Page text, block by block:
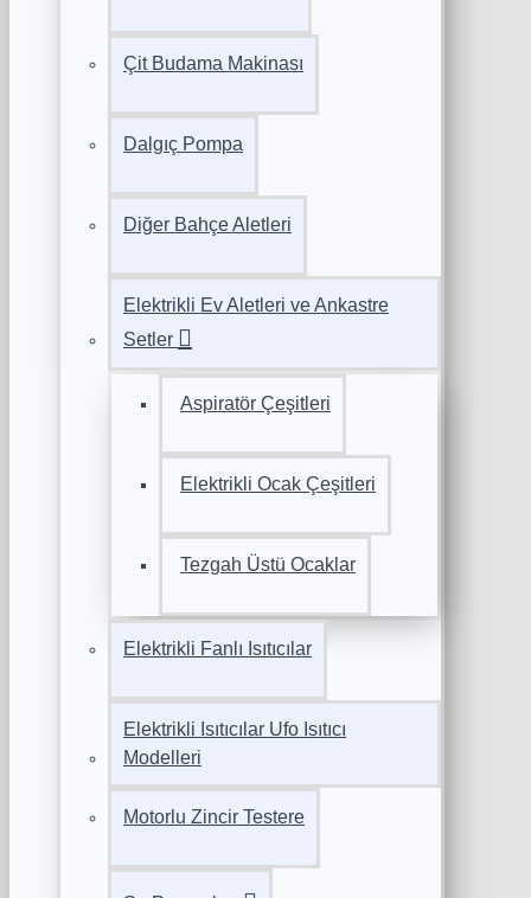
Çit Budama Makinası
Dalgıç Pompa
Diğer Bahçe Aletleri
Elektrikli Ev Aletleri ve Ankastre
Setler
Aspiratör Çeşitleri
Elektrikli Ocak Çeşitleri
Tezgah Üstü Ocaklar
Elektrikli Fanlı Isıtıcılar
Elektrikli Isıtıcılar Ufo Isıtıcı
Modelleri
Motorlu Zincir Testere